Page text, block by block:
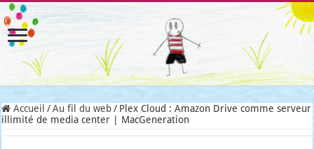
Accueil / Au fil du web / Plex Cloud : Amazon Drive comme serveur
illimité de media center | MacGeneration